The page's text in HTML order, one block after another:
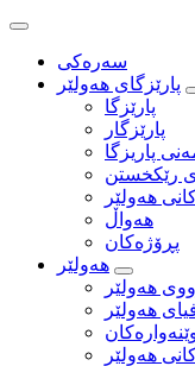
سەرەکی
پارێزگای هەولێر
پارێزگا
پارێزگار
پاریزگا
رێكخستن
هەولێر
هەواڵ
پڕۆژەکان
هەولێر
هه‌ولێر
هه‌ولێر
هەولێر